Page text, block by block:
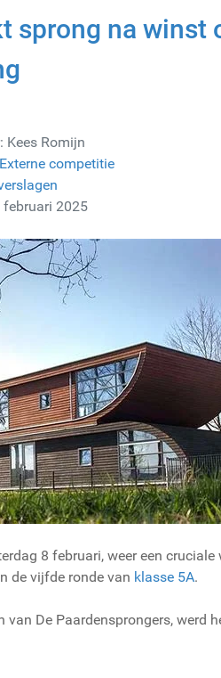
sprong na winst
Kees Romijn
Externe competitie
februari 2025
8 februari, weer een
de vijfde ronde van klasse 5A.
van De Paardensprongers, werd